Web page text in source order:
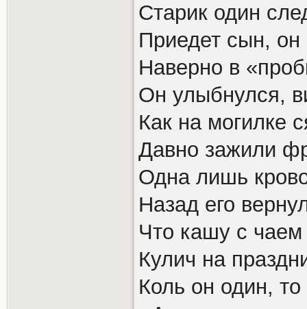
Старик один
Приедет сын, он
Наверно в
Он улыбнулся,
Как на могилке
Давно зажили
Одна лишь
Назад его
Что кашу с
Кулич на
Коль он один,